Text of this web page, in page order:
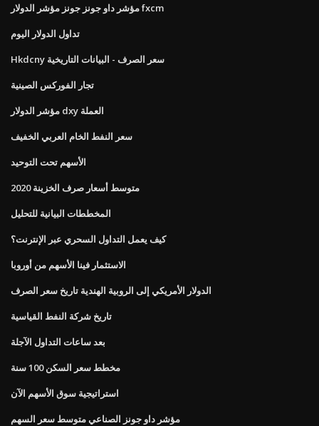
مؤشر داو جونز جونز مؤشر الدولار fxcm
تداول الدولار اليوم
Hkdcny سعر الصرف - البيانات التاريخية
تجار الفوركس الصينية
مؤشر الدولار dxy العملة
سعر النفط الخام العربي الخفيف
الأسهم تحت التوحيد
متوسط ​​أسعار صرف الخزينة 2020
المخططات البيانية للتحليل
كيف يعمل التداول السحري عبر الإنترنت؟
الاستثمار فينا الأسهم من أوروبا
الدولار الأمريكي إلى الروبية الهندية تاريخ سعر الصرف
تاريخ شركة النفط القياسية
بعد ساعات التداول الآجلة
مخطط سعر السكن 100 سنة
استراتيجية سوق الأسهم الآن
مؤشر داو جونز الصناعي متوسط ​​سعر السهم